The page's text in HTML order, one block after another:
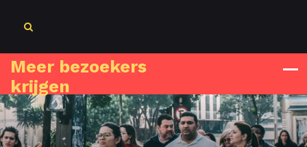
Zoeken
naar:
Meer bezoekers
krijgen